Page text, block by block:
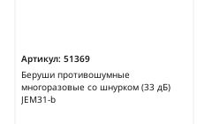
Артикул: 51369
Беруши противошумные
многоразовые со шнурком (33 дБ)
JEM31-b